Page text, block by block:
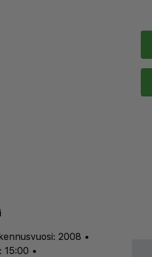
2008 •
15:00 •